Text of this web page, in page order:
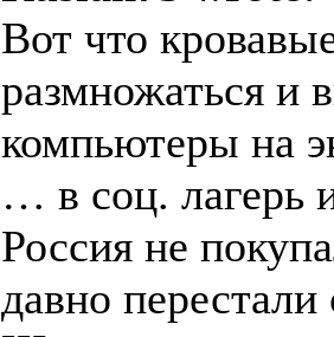
Вот что
размножаться и
компьютеры на
… в соц.
Россия не
давно